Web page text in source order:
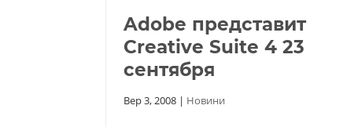
Adobe представит
Creative Suite 4 23
сентября
Вер 3, 2008| Новини